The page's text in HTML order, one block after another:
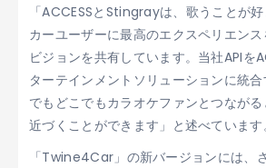
「ACCESSとStingrayは、歌うことが
カーユーザーに最高のエクスペリエン
ビジョンを共有しています。当社APIを
ターテインメントソリューションに統
でもどこでもカラオケファンとつなが
近づくことができます」と述べています
「Twine4Car」の新バージョンには、